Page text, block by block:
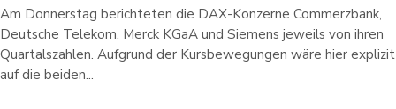
Am Donnerstag berichteten die DAX-Konzerne Commerzbank,
Deutsche Telekom, Merck KGaA und Siemens jeweils von ihren
Quartalszahlen. Aufgrund der Kursbewegungen wäre hier explizit
auf die beiden...